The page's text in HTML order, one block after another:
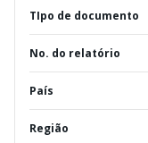
TIpo de documento
No. do relatório
País
Região